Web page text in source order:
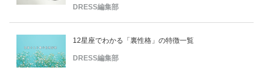
DRESS編集部
12星座でわかる「裏性格」の特徴一覧
DRESS編集部